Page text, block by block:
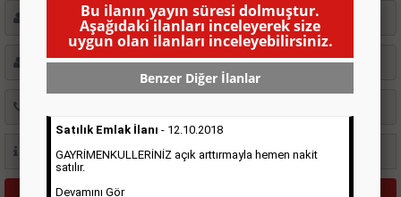
Bu ilanın yayın süresi dolmuştur.
Aşağıdaki ilanları inceleyerek size
uygun olan ilanları inceleyebilirsiniz.
Benzer Diğer İlanlar
Satılık Emlak İlanı - 12.10.2018
GAYRİMENKULLERİNİZ açık arttırmayla hemen nakit
satılır.
Devamını Gör